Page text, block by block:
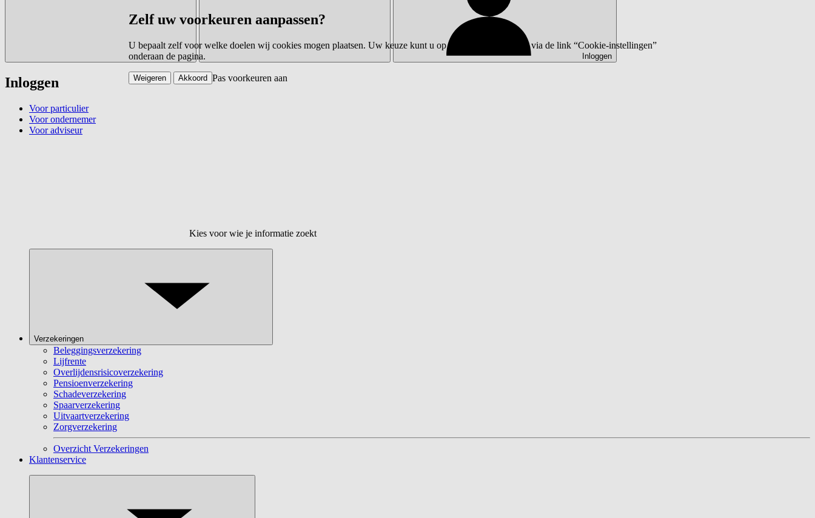
Inloggen
Inloggen
Voor particulier
Voor ondernemer
Voor adviseur
Kies voor wie je informatie zoekt
Verzekeringen
Beleggingsverzekering
Lijfrente
Overlijdensrisicoverzekering
Pensioenverzekering
Schadeverzekering
Spaarverzekering
Uitvaartverzekering
Zorgverzekering
Overzicht Verzekeringen
Klantenservice
Zelf uw voorkeuren aanpassen?
U bepaalt zelf voor welke doelen wij cookies mogen plaatsen. Uw keuze kunt u op elk moment wijzigen via de link “Cookie-instellingen”
onderaan de pagina.
Pas voorkeuren aan
Weigeren Akkoord